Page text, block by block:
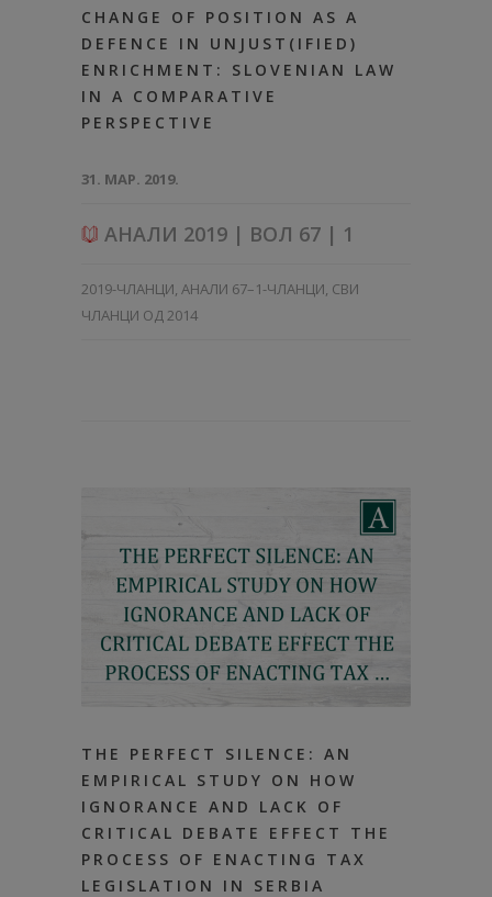
CHANGE OF POSITION AS A
DEFENCE IN UNJUST(IFIED)
ENRICHMENT: SLOVENIAN LAW
IN A COMPARATIVE
PERSPECTIVE
31. МАР. 2019.
АНАЛИ 2019 | ВОЛ 67 | 1
2019-ЧЛАНЦИ, АНАЛИ 67–1-ЧЛАНЦИ, СВИ
ЧЛАНЦИ ОД 2014
THE PERFECT SILENCE: AN
EMPIRICAL STUDY ON HOW
IGNORANCE AND LACK OF
CRITICAL DEBATE EFFECT THE
PROCESS OF ENACTING TAX
LEGISLATION IN SERBIA